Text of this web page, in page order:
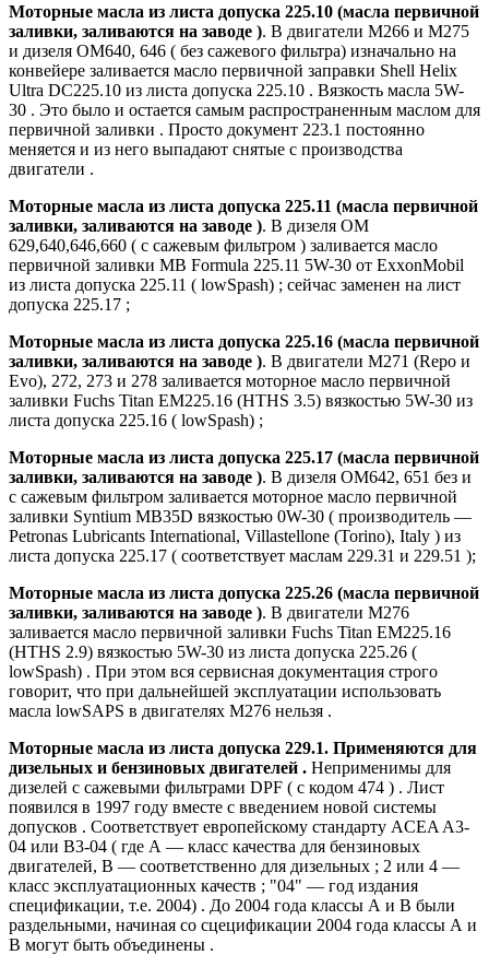
Моторные масла из листа допуска 225.10 (масла первичной
заливки, заливаются на заводе ). В двигатели М266 и М275
и дизеля ОМ640, 646 ( без сажевого фильтра) изначально на
конвейере заливается масло первичной заправки Shell Helix
Ultra DC225.10 из листа допуска 225.10 . Вязкость масла 5W-
30 . Это было и остается самым распространенным маслом для
первичной заливки . Просто документ 223.1 постоянно
меняется и из него выпадают снятые с производства
двигатели .
Моторные масла из листа допуска 225.11 (масла первичной
заливки, заливаются на заводе ). В дизеля ОМ
629,640,646,660 ( с сажевым фильтром ) заливается масло
первичной заливки MB Formula 225.11 5W-30 от ExxonMobil
из листа допуска 225.11 ( lowSpash) ; сейчас заменен на лист
допуска 225.17 ;
Моторные масла из листа допуска 225.16 (масла первичной
заливки, заливаются на заводе ). В двигатели М271 (Repo и
Evo), 272, 273 и 278 заливается моторное масло первичной
заливки Fuchs Titan EM225.16 (HTHS 3.5) вязкостью 5W-30 из
листа допуска 225.16 ( lowSpash) ;
Моторные масла из листа допуска 225.17 (масла первичной
заливки, заливаются на заводе ). В дизеля ОМ642, 651 без и
с сажевым фильтром заливается моторное масло первичной
заливки Syntium MB35D вязкостью 0W-30 ( производитель —
Petronas Lubricants International, Villastellone (Torino), Italy ) из
листа допуска 225.17 ( соответствует маслам 229.31 и 229.51 );
Моторные масла из листа допуска 225.26 (масла первичной
заливки, заливаются на заводе ). В двигатели М276
заливается масло первичной заливки Fuchs Titan EM225.16
(HTHS 2.9) вязкостью 5W-30 из листа допуска 225.26 (
lowSpash) . При этом вся сервисная документация строго
говорит, что при дальнейшей эксплуатации использовать
масла lowSAPS в двигателях М276 нельзя .
Моторные масла из листа допуска 229.1. Применяются для
дизельных и бензиновых двигателей . Неприменимы для
дизелей с сажевыми фильтрами DPF ( с кодом 474 ) . Лист
появился в 1997 году вместе с введением новой системы
допусков . Соответствует европейскому стандарту ACEA A3-
04 или B3-04 ( где А — класс качества для бензиновых
двигателей, В — соответственно для дизельных ; 2 или 4 —
класс эксплуатационных качеств ; "04" — год издания
спецификации, т.е. 2004) . До 2004 года классы А и В были
раздельными, начиная со сцецификации 2004 года классы А и
В могут быть объединены .